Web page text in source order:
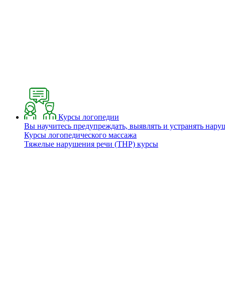
Курсы логопедии
Вы научитесь предупреждать, выявлять и устранять
Курсы логопедического массажа
Тяжелые нарушения речи (ТНР) курсы